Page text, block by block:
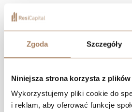
Zgoda Szczegóły
Niniejsza strona korzysta z
Wykorzystujemy pliki cookie do
i reklam, aby oferować funkcje
gdzie przeszłość spotyka
powstał wyjątkowy
symbolem nowoczesności,
idealnie wkomponowany w
centrum miasta.
POBIERZ KATALOG